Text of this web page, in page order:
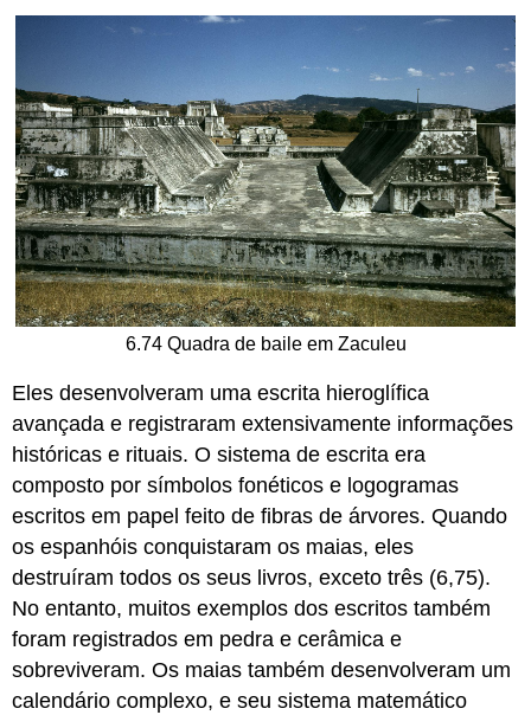
6.74 Quadra de baile em Zaculeu
Eles desenvolveram uma escrita hieroglífica
avançada e registraram extensivamente informações
históricas e rituais. O sistema de escrita era
composto por símbolos fonéticos e logogramas
escritos em papel feito de fibras de árvores. Quando
os espanhóis conquistaram os maias, eles
destruíram todos os seus livros, exceto três (6,75).
No entanto, muitos exemplos dos escritos também
foram registrados em pedra e cerâmica e
sobreviveram. Os maias também desenvolveram um
calendário complexo, e seu sistema matemático